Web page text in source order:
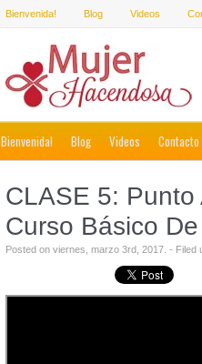
Bienvenida! Blog Videos
Bienvenida! Blog Videos Contacto
CLASE 5:
Curso Básico
Posted on viernes, marzo 3rd, 2017. - Filed